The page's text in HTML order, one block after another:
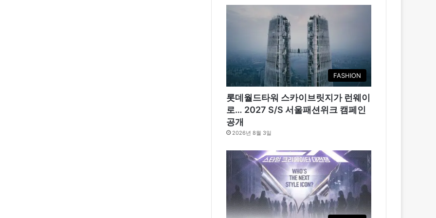
FASHION
롯데월드타워 스카이브릿지가 런웨이
로… 2027 S/S 서울패션위크 캠페인
공개
2026년 8월 3일